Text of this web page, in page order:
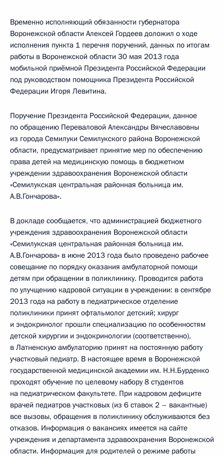
Временно исполняющий обязанности губернатора
Воронежской области Алексей Гордеев доложил о ходе
исполнения пункта 1 перечня поручений, данных по итогам
работы в Воронежской области 30 мая 2013 года
мобильной приёмной Президента Российской Федерации
под руководством помощника Президента Российской
Федерации Игоря Левитина.
Поручение Президента Российской Федерации, данное
по обращению Переваловой Александры Вячеславовны
из города Семилуки Семилукского района Воронежской
области, предусматривает принятие мер по обеспечению
права детей на медицинскую помощь в бюджетном
учреждении здравоохранения Воронежской области
«Семилукская центральная районная больница им.
А.В.Гончарова».
В докладе сообщается, что администрацией бюджетного
учреждения здравоохранения Воронежской области
«Семилукская центральная районная больница им.
А.В.Гончарова» в июне 2013 года было проведено рабочее
совещание по порядку оказания амбулаторной помощи
детям при обращении в поликлинику. Проводится работа
по улучщению кадровой ситуации в учреждении: в сентябре
2013 года на работу в педиатрическое отделение
поликлиники принят офтальмолог детский; хирург
и эндокринолог прошли специализацию по особенностям
детской хирургии и эндокринологии (соответственно),
в Латненскую амбулаторию принят на постоянную работу
участковый педиатр. В настоящее время в Воронежской
государственной медицинской академии им. Н.Н.Бурденко
проходят обучение по целевому набору 8 студентов
на педиатрическом факультете. При кадровом дефиците
врачей педиатров участковых (из 6 ставок 2 – вакантные)
все вызовы, обращения в поликлинику обслуживаются без
отказов. Информация о вакансиях имеется на сайте
учреждения и департамента здравоохранения Воронежской
области. Информация для родителей о режиме работы